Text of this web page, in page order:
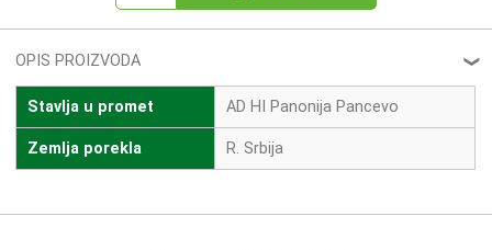
OPIS PROIZVODA ❮
Stavlja u promet AD HI Panonija Pancevo
Zemlja porekla R. Srbija